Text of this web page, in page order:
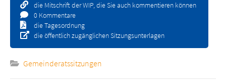
die Mitschrift der WIP, die Sie auch kommentieren können
0 Kommentare
die Tagesordnung
die öffentlich zugänglichen Sitzungsunterlagen
Gemeinderatssitzungen